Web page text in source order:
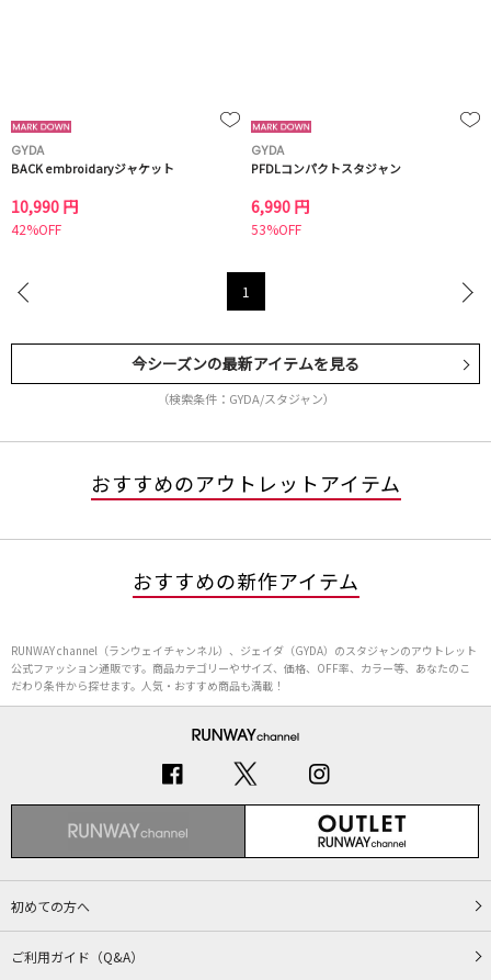
GYDA
BACK embroidaryジャケット
10,990 円
42%OFF
GYDA
PFDLコンパクトスタジャン
6,990 円
53%OFF
1
今シーズンの最新アイテムを見る
（検索条件：GYDA/スタジャン）
おすすめのアウトレットアイテム
おすすめの新作アイテム
RUNWAY channel（ランウェイチャンネル）、ジェイダ（GYDA）のスタジャンのアウトレット
公式ファッション通販です。商品カテゴリーやサイズ、価格、OFF率、カラー等、あなたのこ
だわり条件から探せます。人気・おすすめ商品も満載！
初めての方へ
ご利用ガイド（Q&A）